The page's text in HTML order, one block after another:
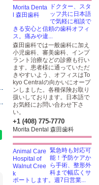
ドクター、スタ
ッフ共に日本語
で気軽に相談で
きる安心と信頼の歯科オフィ
ス。痛みや違...
森田歯科では一般歯科に加え
小児歯科、審美歯科、インプ
ラント治療などの診療も行い
ます。患者様に通っていただ
きやすいよう、オフィスはTo
kyo Centralの向かいにオープ
ンしました。各種保険お取り
扱いしております。日本語で
お気軽にお問い合わせ下さ
い。
+1 (408) 775-7770
Morita Dental 森田歯科
緊急時も対応可
能！予防ケアか
ら手術、整形外
科まで幅広くサ
ポートします。週7日営業...